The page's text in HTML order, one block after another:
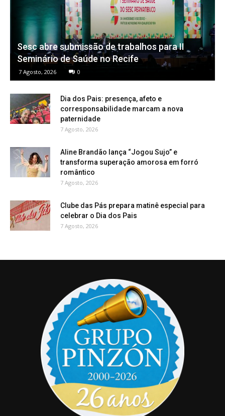
Sesc abre submissão de trabalhos para II
Seminário de Saúde no Recife
7 Agosto, 2026 0
Dia dos Pais: presença, afeto e
corresponsabilidade marcam a nova
paternidade
7 Agosto, 2026
Aline Brandão lança “Jogou Sujo” e
transforma superação amorosa em forró
romântico
7 Agosto, 2026
Clube das Pás prepara matinê especial para
celebrar o Dia dos Pais
7 Agosto, 2026